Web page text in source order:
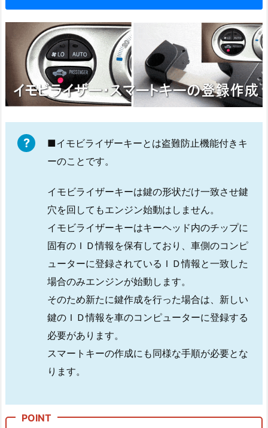
シ
ョ
ン
玄
関
鍵
開
け
市
池
田
ク
メ
■イモビライザーキーとは盗難防止機能付きキ
ーのことです。
イモビライザーキーは鍵の形状だけ一致させ鍵
穴を回してもエンジン始動はしません。
イモビライザーキーはキーヘッド内のチップに
固有のＩＤ情報を保有しており、車側のコンピ
ューターに登録されているＩＤ情報と一致した
場合のみエンジンが始動します。
そのため新たに鍵作成を行った場合は、新しい
鍵のＩＤ情報を車のコンピューターに登録する
必要があります。
スマートキーの作成にも同様な手順が必要とな
ります。